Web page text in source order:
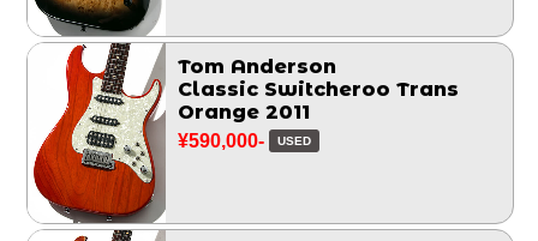
Tom Anderson
Classic Switcheroo Trans
Orange 2011
¥590,000- USED